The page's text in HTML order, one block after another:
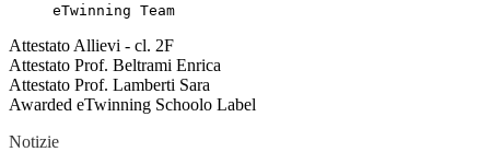
eTwinning Team
Attestato Allievi - cl. 2F
Attestato Prof. Beltrami Enrica
Attestato Prof. Lamberti Sara
Awarded eTwinning Schoolo Label
Notizie